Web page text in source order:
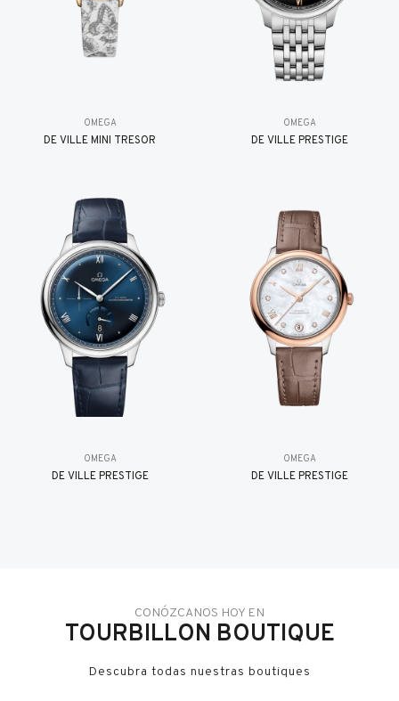
OMEGA
DE VILLE MINI TRÉSOR
OMEGA
DE VILLE PRESTIGE
OMEGA
DE VILLE PRESTIGE
OMEGA
DE VILLE PRESTIGE
CONÓZCANOS HOY EN
TOURBILLON BOUTIQUE
Descubra todas nuestras boutiques